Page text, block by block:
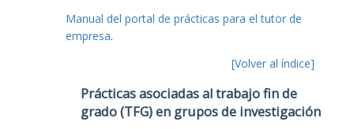
Manual del portal de prácticas para el tutor de
empresa.
[Volver al índice]
Prácticas asociadas al trabajo fin de
grado (TFG) en grupos de investigación